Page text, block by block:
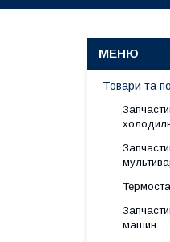
Товари та
машин